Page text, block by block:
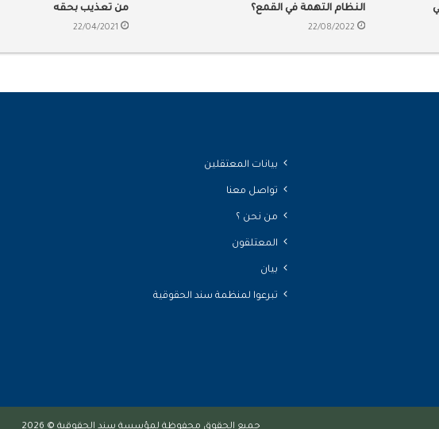
النظام التهمة في القمع؟
22/08/2022
من تعذيب بحقه
22/04/2021
بيانات المعتقلين
تواصل معنا
من نحن ؟
المعتلقون
بيان
تبرعوا لمنظمة سند الحقوقية
جميع الحقوق محفوظة لمؤسسة سند الحقوقية © 2026